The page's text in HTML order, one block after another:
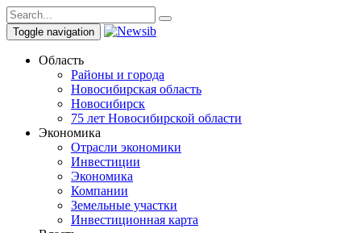
Toggle navigation
Область
Районы и города
Новосибирская область
Новосибирск
75 лет Новосибирской области
Экономика
Отрасли экономики
Инвестиции
Экономика
Компании
Земельные участки
Инвестиционная карта